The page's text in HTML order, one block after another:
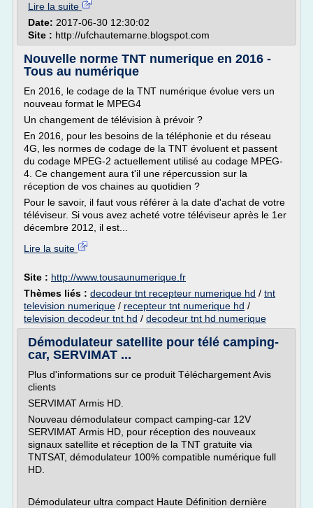
Lire la suite
Date: 2017-06-30 12:30:02
Site : http://ufchautemarne.blogspot.com
Nouvelle norme TNT numerique en 2016 -
Tous au numérique
En 2016, le codage de la TNT numérique évolue vers un
nouveau format le MPEG4
Un changement de télévision à prévoir ?
En 2016, pour les besoins de la téléphonie et du réseau
4G, les normes de codage de la TNT évoluent et passent
du codage MPEG-2 actuellement utilisé au codage MPEG-
4. Ce changement aura t'il une répercussion sur la
réception de vos chaines au quotidien ?
Pour le savoir, il faut vous référer à la date d'achat de votre
téléviseur. Si vous avez acheté votre téléviseur après le 1er
décembre 2012, il est...
Lire la suite
Site : http://www.tousaunumerique.fr
Thèmes liés : decodeur tnt recepteur numerique hd / tnt
television numerique / recepteur tnt numerique hd /
television decodeur tnt hd / decodeur tnt hd numerique
Démodulateur satellite pour télé camping-
car, SERVIMAT ...
Plus d'informations sur ce produit Téléchargement Avis
clients
SERVIMAT Armis HD.
Nouveau démodulateur compact camping-car 12V
SERVIMAT Armis HD, pour réception des nouveaux
signaux satellite et réception de la TNT gratuite via
TNTSAT, démodulateur 100% compatible numérique full
HD.
Démodulateur ultra compact Haute Définition dernière